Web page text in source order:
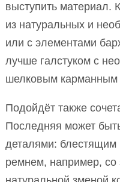
выступить
из натуральных и
или с элементами
лучше галстуком с
шелковым карманным
Подойдёт также
Последняя может
деталями: блестящим
ремнем, например,